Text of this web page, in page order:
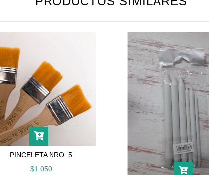
PINCELETA NRO. 5
$1.050